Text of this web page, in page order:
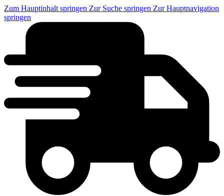
Zum Hauptinhalt springen Zur Suche springen Zur Hauptnavigation
springen